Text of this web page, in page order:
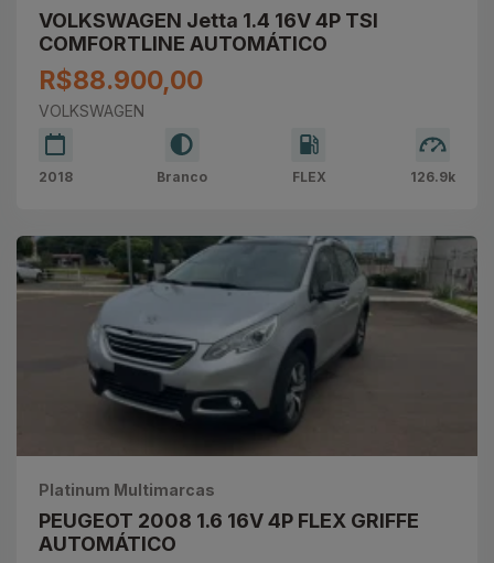
VOLKSWAGEN Jetta 1.4 16V 4P TSI
COMFORTLINE AUTOMÁTICO
R$88.900,00
VOLKSWAGEN
2018 Branco FLEX 126.9k
Platinum Multimarcas
PEUGEOT 2008 1.6 16V 4P FLEX GRIFFE
AUTOMÁTICO